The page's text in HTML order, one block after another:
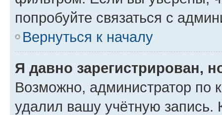
попробуйте связаться с
Вернуться к началу
Я давно зарегистрирован,
Возможно, администратор по
удалил вашу учётную запись.